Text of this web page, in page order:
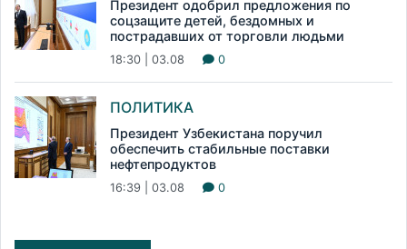
Президент одобрил предложения по
соцзащите детей, бездомных и
пострадавших от торговли людьми
18:30 | 03.08 0
ПОЛИТИКА
Президент Узбекистана поручил
обеспечить стабильные поставки
нефтепродуктов
16:39 | 03.08 0